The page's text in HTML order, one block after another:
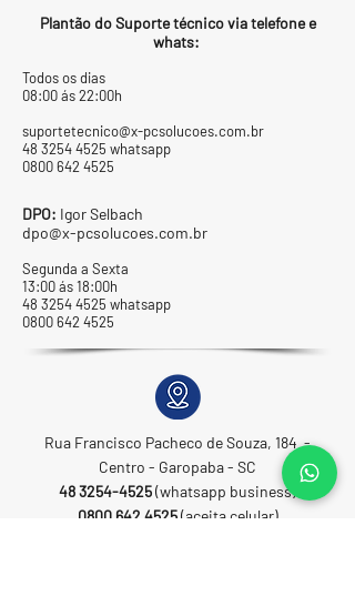
Plantão do Suporte técnico via telefone e
whats:
Todos os dias
08:00 ás 22:00h
suportetecnico@x-pcsolucoes.com.br
48 3254 4525 whatsapp
0800 642 4525
DPO: Igor Selbach
dpo@x-pcsolucoes.com.br
Segunda a Sexta
13:00 ás 18:00h
48 3254 4525 whatsapp
0800 642 4525
Rua Francisco Pacheco de Souza, 184 -
Centro - Garopaba - SC
48 3254-4525(whatsapp business)
0800 642 4525(aceita celular)